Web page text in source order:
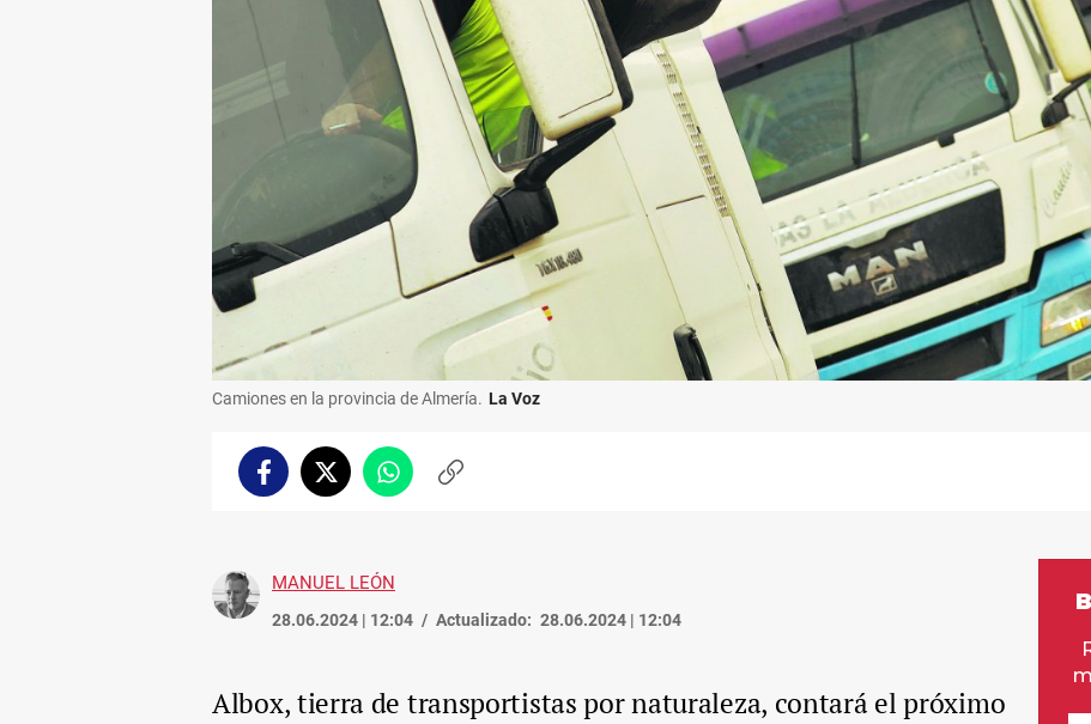
Camiones en la provincia de Almería. La Voz
FacebookTwitterWhatsappCopiar
MANUEL LEÓN
28.06.2024 | 12:04 Actualizado: 28.06.2024 | 12:04
Albox, tierra de transportistas por naturaleza, contará el próximo